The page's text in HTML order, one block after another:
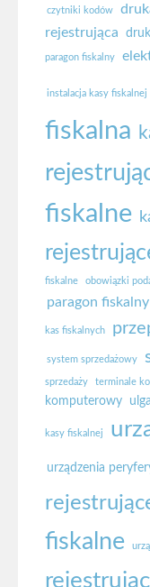
czytniki kodów
rejestrująca
paragon fiskalny
instalacja kasy fiskalnej
fiskalna
fiskalne
fiskalne obowiązki
paragon fiskalny
kas fiskalnych
system sprzedażowy
sprzedaży terminale
komputerowy
kasy fiskalnej
urządzenia
fiskalne